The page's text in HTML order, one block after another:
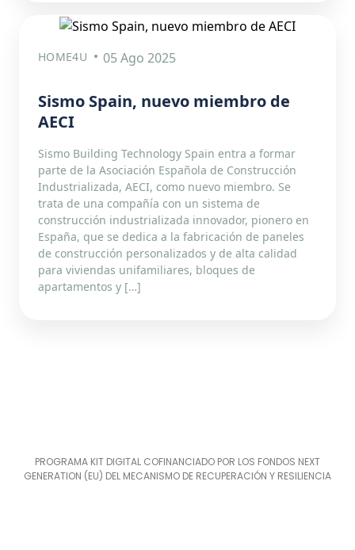
HOME4U 05 Ago 2025
Sismo Spain, nuevo miembro de
AECI
Sismo Building Technology Spain entra a formar
parte de la Asociación Española de Construcción
Industrializada, AECI, como nuevo miembro. Se
trata de una compañía con un sistema de
construcción industrializada innovador, pionero en
España, que se dedica a la fabricación de paneles
de construcción personalizados y de alta calidad
para viviendas unifamiliares, bloques de
apartamentos y […]
PROGRAMA KIT DIGITAL COFINANCIADO POR LOS FONDOS NEXT
GENERATION (EU) DEL MECANISMO DE RECUPERACIÓN Y RESILIENCIA